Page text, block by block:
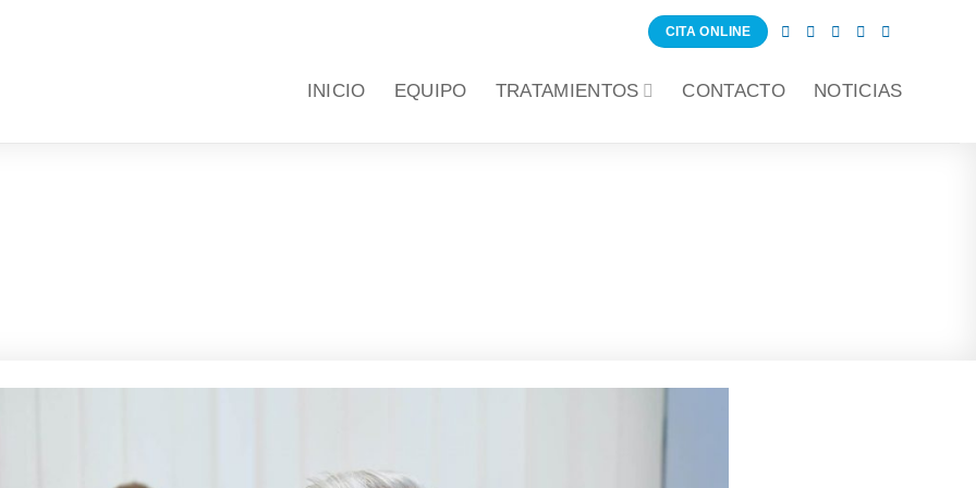
CITA ONLINE
INICIO EQUIPO TRATAMIENTOS CONTACTO NOTICIAS